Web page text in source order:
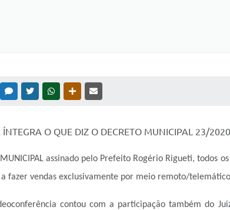
MESSENGER
TWITTERWHATSAPPOUTRAS MÍDIAS
O QUE DIZ O DECRETO MUNICIPAL 23/
MUNICIPAL assinado pelo Prefeito Rogério Rigueti,
fazer vendas exclusivamente por meio remoto/
contou com a participação também do